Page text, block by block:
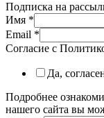
Подписка на
Имя *
Email *
Согласие с
Да,
Подробнее
нашего сайта вы